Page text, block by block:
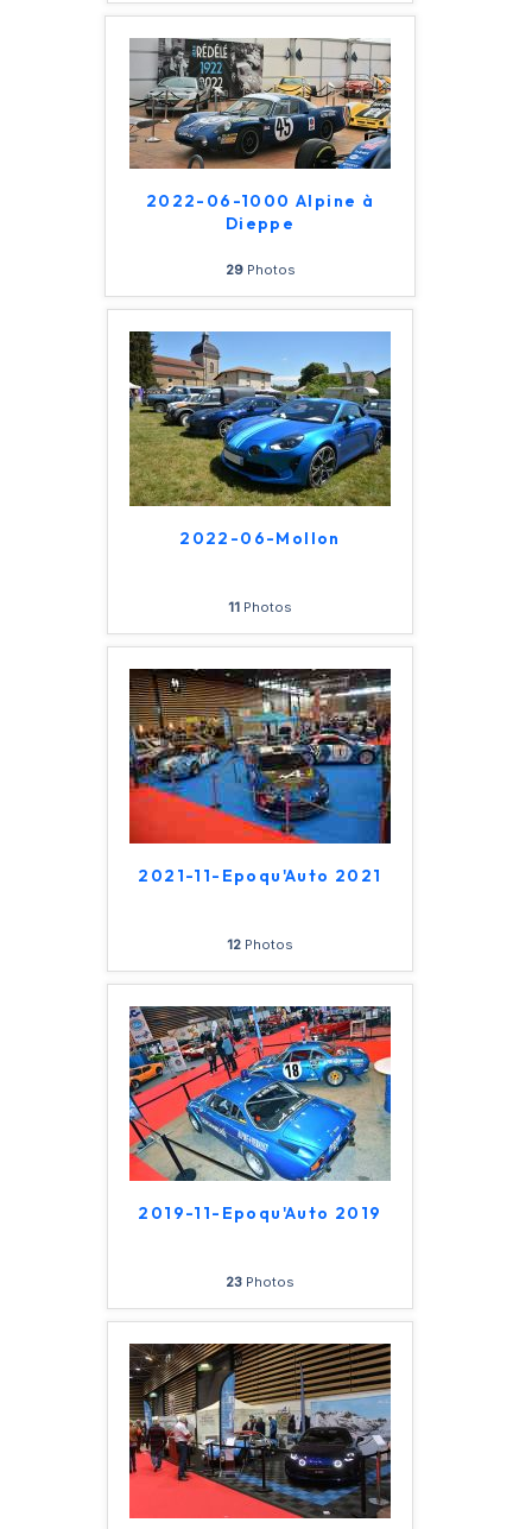
2022-06-1000 Alpine à
Dieppe
29Photos
2022-06-Mollon
11 Photos
2021-11-Epoqu'Auto 2021
12 Photos
2019-11-Epoqu'Auto 2019
23 Photos